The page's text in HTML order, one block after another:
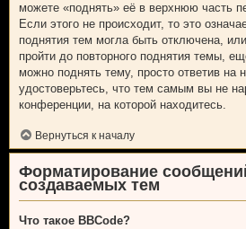
можете «поднять» её в верхнюю часть
Если этого не происходит, то это
поднятия тем могла быть отключена,
пройти до повторного поднятия темы,
можно поднять тему, просто ответив на
удостоверьтесь, что тем самым вы не
конференции, на которой находитесь.
Вернуться к началу
Форматирование
создаваемых тем
Что такое BBCode?